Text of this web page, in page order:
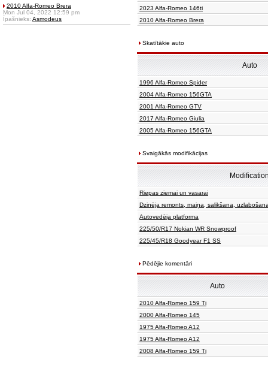
2010 Alfa-Romeo Brera
Mon Jul 04, 2022 12:59 pm
Īpašnieks: Asmodeus
2023 Alfa-Romeo 146ti
2010 Alfa-Romeo Brera
Skatītākie auto
Auto
1996 Alfa-Romeo Spider
2004 Alfa-Romeo 156GTA
2001 Alfa-Romeo GTV
2017 Alfa-Romeo Giulia
2005 Alfa-Romeo 156GTA
Svaigākās modifikācijas
Riepas ziemai un vasarai
Dzinēja remonts, maiņa, salikšana,
Autovedēja platforma
225/50/R17 Nokian WR Snowproof
225/45/R18 Goodyear F1 SS
Pēdējie komentāri
Auto
2010 Alfa-Romeo 159 Ti
2000 Alfa-Romeo 145
1975 Alfa-Romeo A12
1975 Alfa-Romeo A12
2008 Alfa-Romeo 159 Ti